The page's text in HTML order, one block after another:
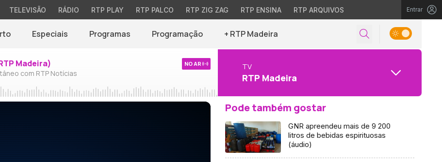
TELEVISÃO RÁDIO RTP PLAY RTP PALCO RTP ZIG ZAG RTP ENSINA RTP ARQUIVOS Entrar
Especiais Programas Programação + RTP Madeira
Madeira)
com RTP Notícias
NO AR TV
RTP Madeira
Pode também gostar
GNR apreendeu mais de 9 200
litros de bebidas espirituosas
(áudio)